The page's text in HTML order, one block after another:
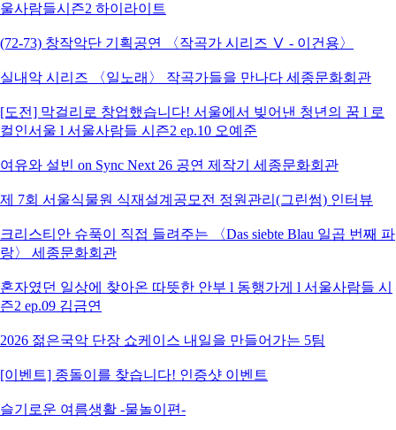
울사람들시즌2 하이라이트
(72-73) 창작악단 기획공연 〈작곡가 시리즈 Ⅴ - 이건용〉
실내악 시리즈 〈일노래〉 작곡가들을 만나다 세종문화회관
[도전] 막걸리로 창업했습니다! 서울에서 빚어낸 청년의 꿈 l 로
컬인서울 l 서울사람들 시즌2 ep.10 오예준
여유와 설빈 on Sync Next 26 공연 제작기 세종문화회관
제 7회 서울식물원 식재설계공모전 정원관리(그린썸) 인터뷰
크리스티안 슈푹이 직접 들려주는 〈Das siebte Blau 일곱 번째 파
랑〉 세종문화회관
혼자였던 일상에 찾아온 따뜻한 안부 l 동행가게 l 서울사람들 시
즌2 ep.09 김금연
2026 젊은국악 단장 쇼케이스 내일을 만들어가는 5팀
[이벤트] 종돌이를 찾습니다! 인증샷 이벤트
슬기로운 여름생활 -물놀이편-